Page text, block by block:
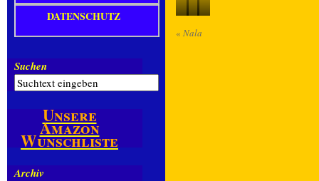
Rosine
NalaKonrad
« Nala
DATENSCHUTZ
Suchen
Unsere
Amazon
Wunschliste
Archiv